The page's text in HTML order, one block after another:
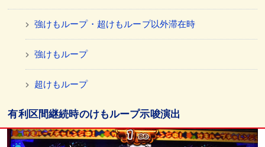
強けもループ・超けもループ以外滞在時
強けもループ
超けもループ
有利区間継続時のけもループ示唆演出